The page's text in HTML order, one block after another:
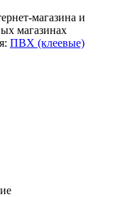
магазина и
магазинах
ПВХ (клеевые)